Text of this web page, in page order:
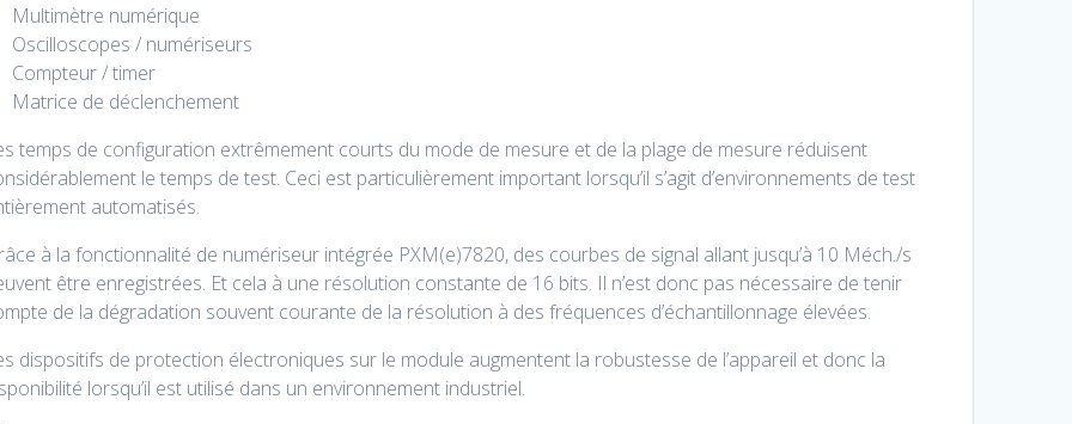
Multimètre numérique
Oscilloscopes / numériseurs
Compteur / timer
Matrice de déclenchement
temps de configuration extrêmement courts du mode de mesure et de la plage de mesure réduisent
le temps de test. Ceci est particulièrement important lorsqu’il s’agit d’environnements de test
automatisés.
à la fonctionnalité de numériseur intégrée PXM(e)7820, des courbes de signal allant jusqu’à 10 Méch./s
être enregistrées. Et cela à une résolution constante de 16 bits. Il n’est donc pas nécessaire de tenir
de la dégradation souvent courante de la résolution à des fréquences d’échantillonnage élevées.
dispositifs de protection électroniques sur le module augmentent la robustesse de l’appareil et donc la
lorsqu’il est utilisé dans un environnement industriel.